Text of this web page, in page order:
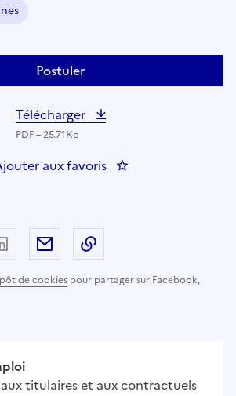
:
Postuler
Télécharger
PDF – 25.71Ko
aux favoris : Assistant(e) RH
de cookies pour partager sur Facebook,
sur X (anciennement Twitter) -
Partager sur LinkedIn
Partager par email
titulaires et aux contractuels